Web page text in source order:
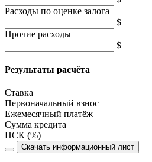
Расходы по оценке залога
$
Прочие расходы
$
Результаты расчёта
Ставка
Первоначальный взнос
Ежемесячный платёж
Сумма кредита
ПСК (%)
Скачать информационный лист